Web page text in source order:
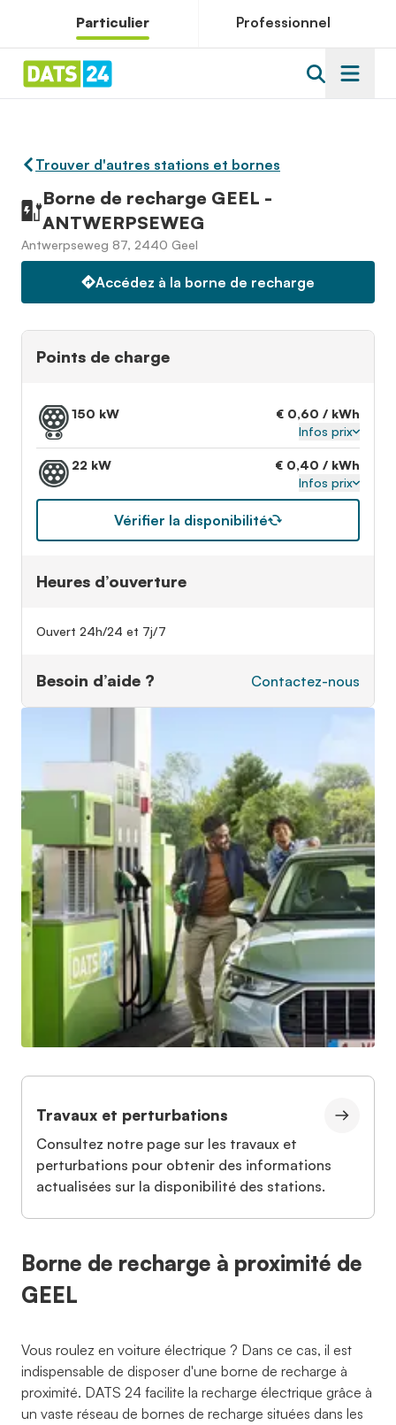
Particulier Professionnel
Trouver d'autres stations et bornes
Borne de recharge GEEL -
ANTWERPSEWEG
Antwerpseweg 87, 2440 Geel
Accédez à la borne de recharge
Points de charge
150 kW
€ 0,60 / kWh
Infos prix
22 kW
€ 0,40 / kWh
Infos prix
Vérifier la disponibilité
Heures d’ouverture
Ouvert 24h/24 et 7j/7
Besoin d’aide ? Contactez-nous
Travaux et perturbations
Consultez notre page sur les travaux et
perturbations pour obtenir des informations
actualisées sur la disponibilité des stations.
Borne de recharge à proximité de
GEEL
Vous roulez en voiture électrique ? Dans ce cas, il est
indispensable de disposer d'une borne de recharge à
proximité. DATS 24 facilite la recharge électrique grâce à
un vaste réseau de bornes de recharge situées dans les